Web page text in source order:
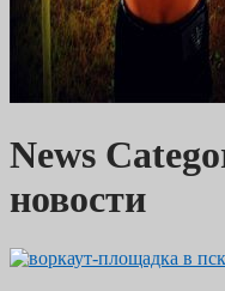
News
новости